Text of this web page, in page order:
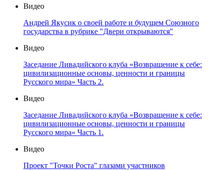
Видео
Андрей Якусик о своей работе и будущем Союзного
государства в рубрике "Двери открываются"
Видео
Заседание Ливадийского клуба «Возвращение к себе:
цивилизационные основы, ценности и границы
Русского мира» Часть 2.
Видео
Заседание Ливадийского клуба «Возвращение к себе:
цивилизационные основы, ценности и границы
Русского мира» Часть 1.
Видео
Проект "Точки Роста" глазами участников